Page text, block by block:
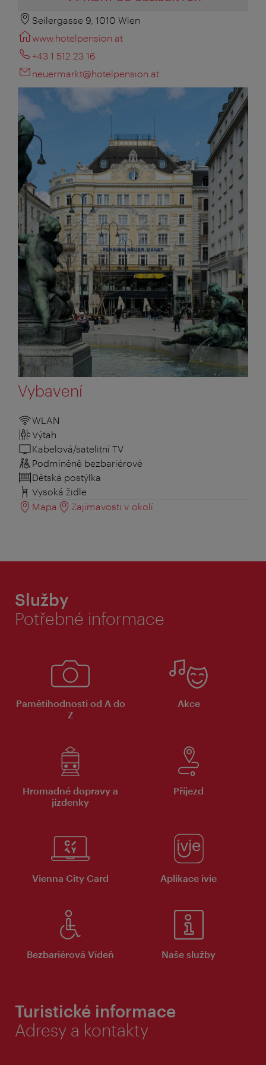
Seilergasse 9, 1010 Wien
www.hotelpension.at
+43 1 512 23 16
neuermarkt@hotelpension.at
Vybavení
WLAN
Výtah
Kabelová/satelitní TV
Podmíněně bezbariérové
Dětská postýlka
Vysoká židle
Mapa
Zajímavosti v okolí
Služby
Potřebné informace
Pamětihodnosti od A do
Z
Akce
Hromadné dopravy a
jízdenky
Příjezd
Vienna City Card Aplikace ivie
Bezbariérová Vídeň Naše služby
Turistické informace
Adresy a kontakty